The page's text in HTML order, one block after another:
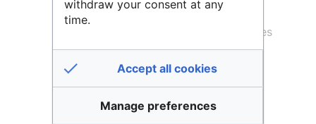
Stockage et archivage
Valorisation / Publication des données
Pour aller plus loin.
withdraw your consent at any
time.
Accept all cookies
Manage preferences